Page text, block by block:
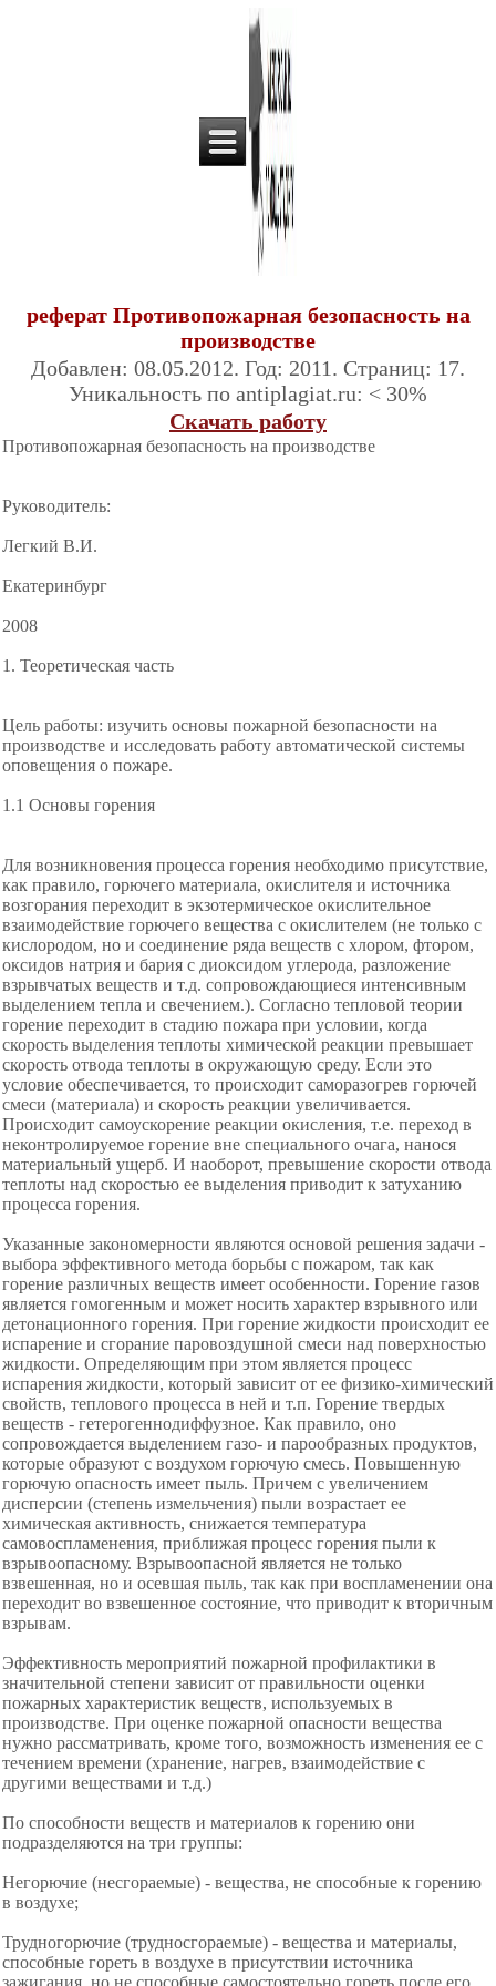
реферат Противопожарная безопасность на
производстве
Добавлен: 08.05.2012. Год: 2011. Страниц: 17.
Уникальность по antiplagiat.ru: < 30%
Скачать работу
Противопожарная безопасность на производстве
Руководитель:
Легкий В.И.
Екатеринбург
2008
1. Теоретическая часть
Цель работы: изучить основы пожарной безопасности на
производстве и исследовать работу автоматической системы
оповещения о пожаре.
1.1 Основы горения
Для возникновения процесса горения необходимо присутствие,
как правило, горючего материала, окислителя и источника
возгорания переходит в экзотермическое окислительное
взаимодействие горючего вещества с окислителем (не только с
кислородом, но и соединение ряда веществ с хлором, фтором,
оксидов натрия и бария с диоксидом углерода, разложение
взрывчатых веществ и т.д. сопровождающиеся интенсивным
выделением тепла и свечением.). Согласно тепловой теории
горение переходит в стадию пожара при условии, когда
скорость выделения теплоты химической реакции превышает
скорость отвода теплоты в окружающую среду. Если это
условие обеспечивается, то происходит саморазогрев горючей
смеси (материала) и скорость реакции увеличивается.
Происходит самоускорение реакции окисления, т.е. переход в
неконтролируемое горение вне специального очага, нанося
материальный ущерб. И наоборот, превышение скорости отвода
теплоты над скоростью ее выделения приводит к затуханию
процесса горения.
Указанные закономерности являются основой решения задачи -
выбора эффективного метода борьбы с пожаром, так как
горение различных веществ имеет особенности. Горение газов
является гомогенным и может носить характер взрывного или
детонационного горения. При горение жидкости происходит ее
испарение и сгорание паровоздушной смеси над поверхностью
жидкости. Определяющим при этом является процесс
испарения жидкости, который зависит от ее физико-химический
свойств, теплового процесса в ней и т.п. Горение твердых
веществ - гетерогеннодиффузное. Как правило, оно
сопровождается выделением газо- и парообразных продуктов,
которые образуют с воздухом горючую смесь. Повышенную
горючую опасность имеет пыль. Причем с увеличением
дисперсии (степень измельчения) пыли возрастает ее
химическая активность, снижается температура
самовоспламенения, приближая процесс горения пыли к
взрывоопасному. Взрывоопасной является не только
взвешенная, но и осевшая пыль, так как при воспламенении она
переходит во взвешенное состояние, что приводит к вторичным
взрывам.
Эффективность мероприятий пожарной профилактики в
значительной степени зависит от правильности оценки
пожарных характеристик веществ, используемых в
производстве. При оценке пожарной опасности вещества
нужно рассматривать, кроме того, возможность изменения ее с
течением времени (хранение, нагрев, взаимодействие с
другими веществами и т.д.)
По способности веществ и материалов к горению они
подразделяются на три группы:
Негорючие (несгораемые) - вещества, не способные к горению
в воздухе;
Трудногорючие (трудносгораемые) - вещества и материалы,
способные гореть в воздухе в присутствии источника
зажигания, но не способные самостоятельно гореть после его